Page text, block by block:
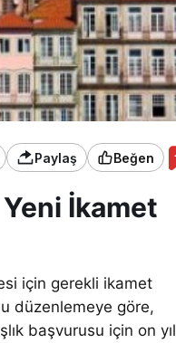
Paylaş Beğen
İkamet
için gerekli ikamet
düzenlemeye göre,
başvurusu için on yıl